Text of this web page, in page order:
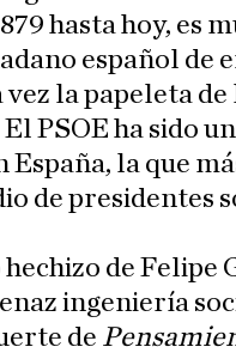
hasta hoy, es
español de
vez la papeleta
PSOE ha sido
España, la que
de presidentes
de Felipe
ingeniería
de